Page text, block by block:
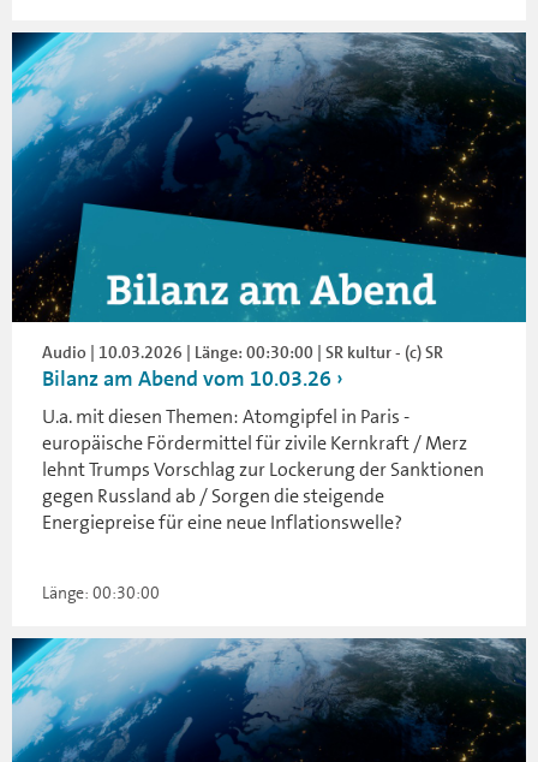
Audio | 10.03.2026 | Länge: 00:30:00 | SR kultur - (c) SR
Bilanz am Abend vom 10.03.26
U.a. mit diesen Themen: Atomgipfel in Paris -
europäische Fördermittel für zivile Kernkraft / Merz
lehnt Trumps Vorschlag zur Lockerung der Sanktionen
gegen Russland ab / Sorgen die steigende
Energiepreise für eine neue Inflationswelle?
Länge: 00:30:00